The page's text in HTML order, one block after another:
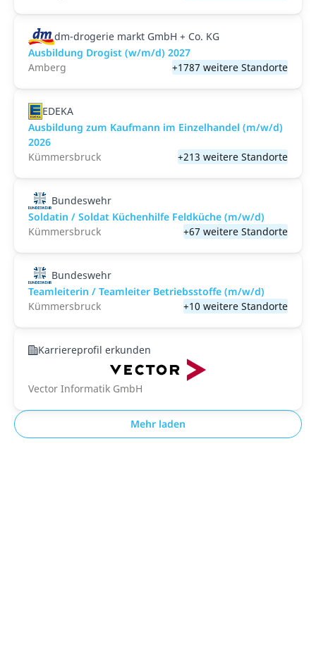
dm-drogerie markt GmbH + Co. KG
Ausbildung Drogist (w/m/d) 2027
Amberg
+1787 weitere Standorte
EDEKA
Ausbildung zum Kaufmann im Einzelhandel (m/w/d)
2026
Kümmersbruck
+213 weitere Standorte
Bundeswehr
Soldatin / Soldat Küchenhilfe Feldküche (m/w/d)
Kümmersbruck
+67 weitere Standorte
Bundeswehr
Teamleiterin / Teamleiter Betriebsstoffe (m/w/d)
Kümmersbruck
+10 weitere Standorte
Karriereprofil erkunden
Vector Informatik GmbH
Mehr laden